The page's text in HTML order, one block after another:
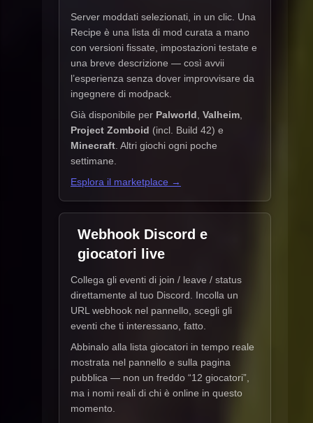
Server moddati selezionati, in un clic. Una
Recipe è una lista di mod curata a mano
con versioni fissate, impostazioni testate e
una breve descrizione — così avvii
l’esperienza senza dover improvvisare da
ingegnere di modpack.
Già disponibile per Palworld, Valheim,
Project Zomboid (incl. Build 42) e
Minecraft. Altri giochi ogni poche
settimane.
Esplora il marketplace →
Webhook Discord e
giocatori live
Collega gli eventi di join / leave / status
direttamente al tuo Discord. Incolla un
URL webhook nel pannello, scegli gli
eventi che ti interessano, fatto.
Abbinalo alla lista giocatori in tempo reale
mostrata nel pannello e sulla pagina
pubblica — non un freddo “12 giocatori”,
ma i nomi reali di chi è online in questo
momento.